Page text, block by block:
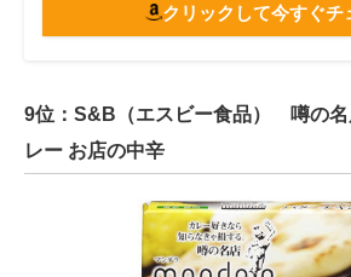
クリックして今すぐチ
9位：S&B（エスビー食品） 噂の名
レー お店の中辛